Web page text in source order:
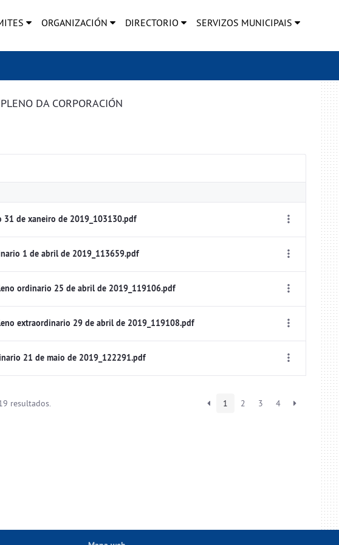
ORGANIZACIÓN DIRECTORIO SERVIZOS MUNICIPAIS
DA CORPORACIÓN
31 de xaneiro de 2019_103130.pdf
1 de abril de 2019_113659.pdf
ordinario 25 de abril de 2019_119106.pdf
extraordinario 29 de abril de 2019_119108.pdf
21 de maio de 2019_122291.pdf
resultados. 1 2 3 4